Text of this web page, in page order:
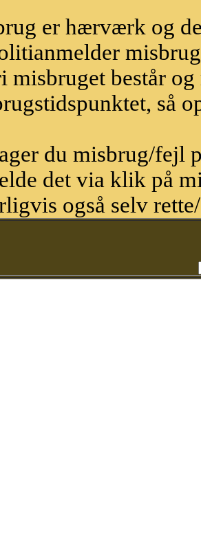
er hærværk og
misbruget består
så
du misbrug/fejl
det via klik på
også selv